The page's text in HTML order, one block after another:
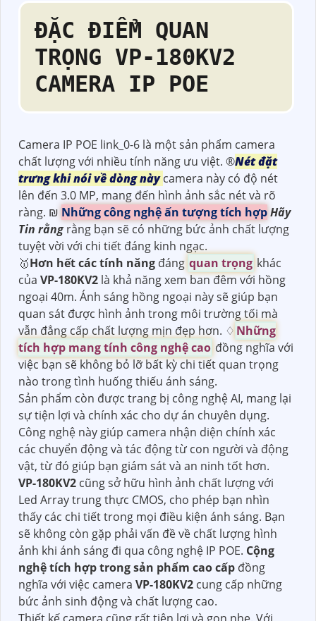
ĐẶC ĐIỂM QUAN
TRỌNG VP-180KV2
CAMERA IP POE
Camera IP POE link_0-6 là một sản phẩm camera
chất lượng với nhiều tính năng ưu việt. ®️Nét đặt
trưng khi nói về dòng nàycamera này có độ nét
lên đến 3.0 MP, mang đến hình ảnh sắc nét và rõ
ràng. ₪ Những công nghệ ấn tượng tích hợpHãy
Tin rằngrằng bạn sẽ có những bức ảnh chất lượng
tuyệt vời với chi tiết đáng kinh ngạc.
🥇️Hơn hết các tính năng đáng quan trọng khác
của VP-180KV2 là khả năng xem ban đêm với hồng
ngoại 40m. Ánh sáng hồng ngoại này sẽ giúp bạn
quan sát được hình ảnh trong môi trường tối mà
vẫn đẳng cấp chất lượng mịn đẹp hơn. ♢ Những
tích hợp mang tính công nghệ cao đồng nghĩa với
việc bạn sẽ không bỏ lỡ bất kỳ chi tiết quan trọng
nào trong tình huống thiếu ánh sáng.
Sản phẩm còn được trang bị công nghệ AI, mang lại
sự tiện lợi và chính xác cho dự án chuyên dụng.
Công nghệ này giúp camera nhận diện chính xác
các chuyển động và tác động từ con người và động
vật, từ đó giúp bạn giám sát và an ninh tốt hơn.
VP-180KV2 cũng sở hữu hình ảnh chất lượng với
Led Array trung thực CMOS, cho phép bạn nhìn
thấy các chi tiết trong mọi điều kiện ánh sáng. Bạn
sẽ không còn gặp phải vấn đề về chất lượng hình
ảnh khi ánh sáng đi qua công nghệ IP POE. Cộng
nghệ tích hợp trong sản phẩm cao cấp đồng
nghĩa với việc camera VP-180KV2 cung cấp những
bức ảnh sinh động và chất lượng cao.